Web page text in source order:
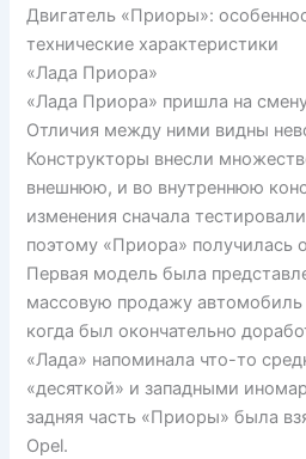
Двигатель «Приоры»:
технические характеристики
«Лада Приора»
«Лада Приора» пришла на
Отличия между ними видны
Конструкторы внесли
внешнюю, и во внутреннюю
изменения сначала
поэтому «Приора» получилась
Первая модель была
массовую продажу автомобиль
когда был окончательно
«Лада» напоминала что-то
«десяткой» и западными
задняя часть «Приоры» была
Opel.